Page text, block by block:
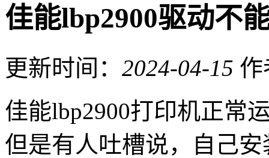
佳能lbp2900驱动不
更新时间： 2024-04-15 作
佳能lbp2900打印机正常
但是有人吐槽说，自己